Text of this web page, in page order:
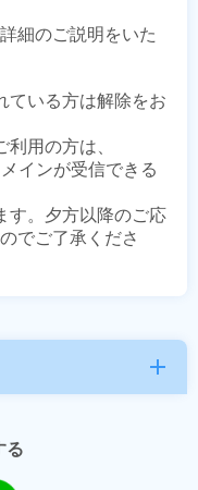
細のご説明をいた
ている方は解除をお
用の方は、
インが受信できる
す。夕方以降のご応
でご了承くださ
add
る